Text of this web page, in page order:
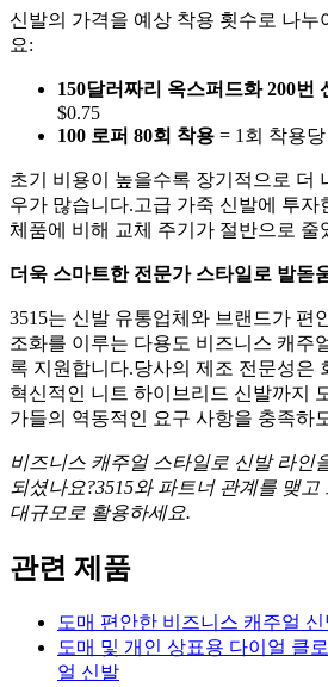
신발의 가격을 예상 착용 횟수로 나누
요:
150달러짜리 옥스퍼드화 200번
$0.75
100 로퍼 80회 착용 = 1회 착용당
초기 비용이 높을수록 장기적으로 더
우가 많습니다.고급 가죽 신발에 투자
체품에 비해 교체 주기가 절반으로 줄
더욱 스마트한 전문가 스타일로 발돋
3515는 신발 유통업체와 브랜드가 편
조화를 이루는 다용도 비즈니스 캐주
록 지원합니다.당사의 제조 전문성은
혁신적인 니트 하이브리드 신발까지
가들의 역동적인 요구 사항을 충족하
비즈니스 캐주얼 스타일로 신발 라인
되셨나요?3515와 파트너 관계를 맺
대규모로 활용하세요.
관련 제품
도매 편안한 비즈니스 캐주얼
도매 및 개인 상표용 다이얼 클
얼 신발